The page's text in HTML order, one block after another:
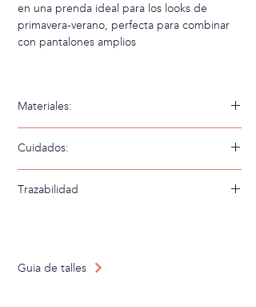
en una prenda ideal para los looks de
primavera-verano, perfecta para combinar
con pantalones amplios
Materiales:
Cuidados:
Trazabilidad
Guia de talles